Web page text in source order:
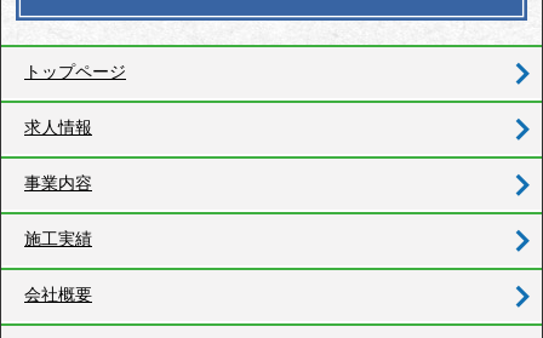
トップページ
求人情報
事業内容
施工実績
会社概要